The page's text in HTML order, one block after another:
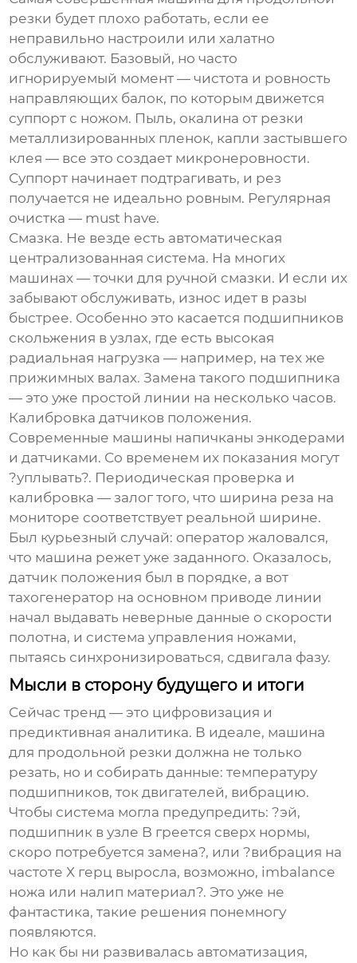
резки будет плохо работать, если ее
неправильно настроили или халатно
обслуживают. Базовый, но часто
игнорируемый момент — чистота и ровность
направляющих балок, по которым движется
суппорт с ножом. Пыль, окалина от резки
металлизированных пленок, капли застывшего
клея — все это создает микронеровности.
Суппорт начинает подтрагивать, и рез
получается не идеально ровным. Регулярная
очистка — must have.
Смазка. Не везде есть автоматическая
централизованная система. На многих
машинах — точки для ручной смазки. И если их
забывают обслуживать, износ идет в разы
быстрее. Особенно это касается подшипников
скольжения в узлах, где есть высокая
радиальная нагрузка — например, на тех же
прижимных валах. Замена такого подшипника
— это уже простой линии на несколько часов.
Калибровка датчиков положения.
Современные машины напичканы энкодерами
и датчиками. Со временем их показания могут
?уплывать?. Периодическая проверка и
калибровка — залог того, что ширина реза на
мониторе соответствует реальной ширине.
Был курьезный случай: оператор жаловался,
что машина режет уже заданного. Оказалось,
датчик положения был в порядке, а вот
тахогенератор на основном приводе линии
начал выдавать неверные данные о скорости
полотна, и система управления ножами,
пытаясь синхронизироваться, сдвигала фазу.
Мысли в сторону будущего и итоги
Сейчас тренд — это цифровизация и
предиктивная аналитика. В идеале, машина
для продольной резки должна не только
резать, но и собирать данные: температуру
подшипников, ток двигателей, вибрацию.
Чтобы система могла предупредить: ?эй,
подшипник в узле B греется сверх нормы,
скоро потребуется замена?, или ?вибрация на
частоте Х герц выросла, возможно, imbalance
ножа или налип материал?. Это уже не
фантастика, такие решения понемногу
появляются.
Но как бы ни развивалась автоматизация,